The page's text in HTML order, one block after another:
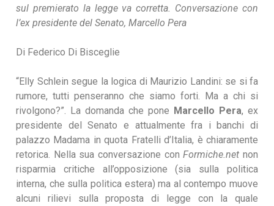
sul premierato la legge va corretta. Conversazione con
l’ex presidente del Senato, Marcello Pera
Di Federico Di Bisceglie
“Elly Schlein segue la logica di Maurizio Landini: se si fa
rumore, tutti penseranno che siamo forti. Ma a chi si
rivolgono?”. La domanda che pone Marcello Pera, ex
presidente del Senato e attualmente fra i banchi di
palazzo Madama in quota Fratelli d’Italia, è chiaramente
retorica. Nella sua conversazione conFormiche.net non
risparmia critiche all’opposizione (sia sulla politica
interna, che sulla politica estera) ma al contempo muove
alcuni rilievi sulla proposta di legge con la quale